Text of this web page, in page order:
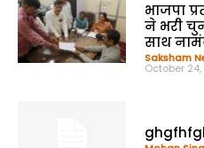
भाजपा
ने भरी
साथ
Saksham
October